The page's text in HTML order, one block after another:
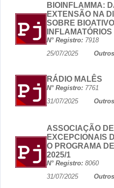
BIOINFLAMMA:
EXTENSÃO NA
SOBRE
INFLAMATÓRIOS
N° Registro: 7918
25/07/2025
RÁDIO MALÊS
N° Registro: 7761
31/07/2025
ASSOCIAÇÃO
EXCEPCIONAIS
O PROGRAMA
2025/1
N° Registro: 8060
31/07/2025